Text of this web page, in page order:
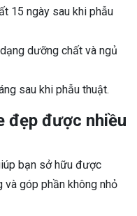
15 ngày sau khi phẫu
dưỡng chất và ngủ
sau khi phẫu thuật.
đẹp được nhiều
bạn sở hữu được
và góp phần không nhỏ